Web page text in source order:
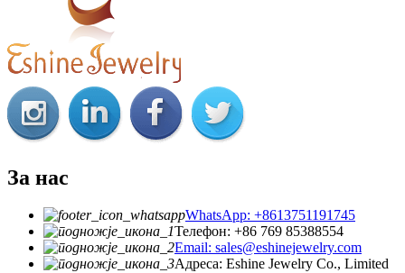
За нас
WhatsApp: +8613751191745
Телефон: +86 769 85388554
Email: sales@eshinejewelry.com
Адреса: Eshine Jewelry Co., Limited